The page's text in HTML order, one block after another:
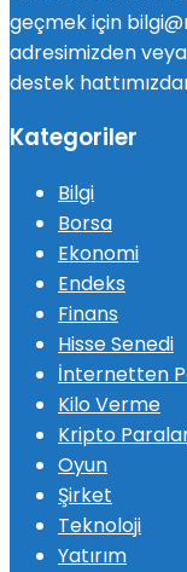
geçmek için
adresimizden
destek
Kategoriler
Bilgi
Borsa
Ekonomi
Endeks
Finans
Hisse Senedi
İnternetten
Kilo Verme
Kripto
Oyun
Şirket
Teknoloji
Yatırım